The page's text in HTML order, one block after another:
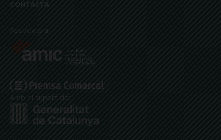
CONTACTA
Associats a:
Amb el suport de: